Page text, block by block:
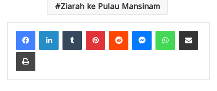
Ziarah ke Pulau Mansinam
FacebookLinkedInTumblr PinterestReddit MessengerWhatsAppShare via Email
Print